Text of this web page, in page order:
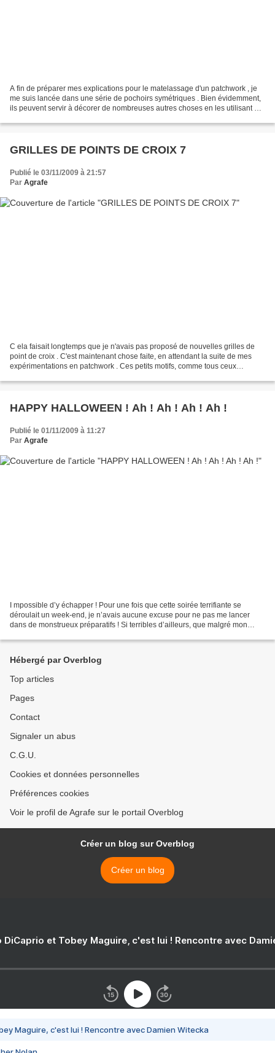
A fin de préparer mes explications pour le matelassage d'un patchwork , je
me suis lancée dans une série de pochoirs symétriques . Bien évidemment,
ils peuvent servir à décorer de nombreuses autres choses en les utilisant de
GRILLES DE POINTS DE CROIX 7
Publié le 03/11/2009 à 21:57
Par Agrafe
C ela faisait longtemps que je n'avais pas proposé de nouvelles grilles de
point de croix . C'est maintenant chose faite, en attendant la suite de mes
expérimentations en patchwork . Ces petits motifs, comme tous ceux
HAPPY HALLOWEEN ! Ah ! Ah ! Ah ! Ah !
Publié le 01/11/2009 à 11:27
Par Agrafe
I mpossible d’y échapper ! Pour une fois que cette soirée terrifiante se
déroulait un week-end, je n’avais aucune excuse pour ne pas me lancer
dans de monstrueux préparatifs ! Si terribles d’ailleurs, que malgré mon
Hébergé par Overblog
Top articles
Pages
Contact
Signaler un abus
C.G.U.
Cookies et données personnelles
Préférences cookies
Voir le profil de Agrafe sur le portail Overblog
Créer un blog sur Overblog
Créer un blog
DiCaprio et Tobey Maguire, c'est lui ! Rencontre avec
Maguire, c'est lui ! Rencontre avec Damien Witecka